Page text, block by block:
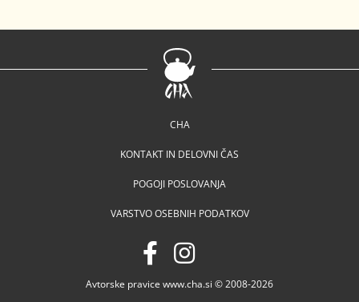
CHA
KONTAKT IN DELOVNI ČAS
POGOJI POSLOVANJA
VARSTVO OSEBNIH PODATKOV
Avtorske pravice www.cha.si © 2008-2026